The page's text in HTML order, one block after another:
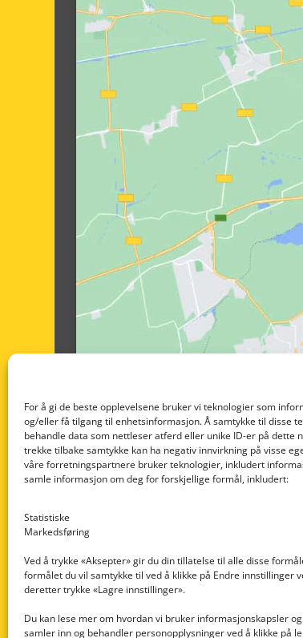
For å gi de beste opplevelsene bruker vi teknologier som
og/eller få tilgang til enhetsinformasjon. Å samtykke til disse
behandle data som nettleser atferd eller unike ID-er på dette
trekke tilbake samtykke kan ha negativ innvirkning på visse
våre forretningspartnere bruker teknologier, inkludert
samle informasjon om deg for forskjellige formål, inkludert:
Statistiske
Markedsføring
Ved å trykke «Aksepter» gir du din tillatelse til alle disse
formålet du vil samtykke til ved å klikke på Endre innstillinger
deretter trykke «Lagre innstillinger».
Du kan lese mer om hvordan vi bruker informasjonskapsler
samler inn og behandler personopplysninger ved å klikke på
Nedre Nøttveit 60, 5238 Rådal